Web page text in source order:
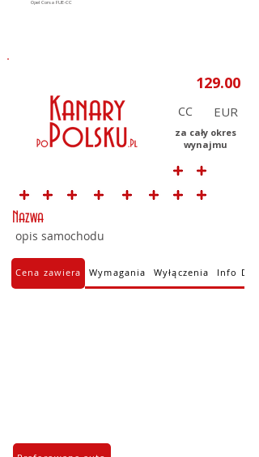
CC
za cały okres
wynajmu
Nazwa
opis samochodu
Cena zawiera Wymagania Wyłączenia Info